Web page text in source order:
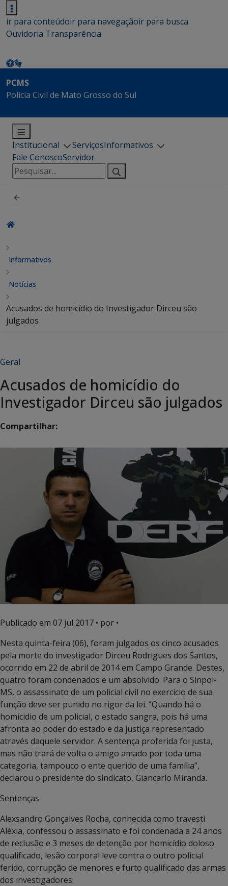
ir para conteúdoir para navegaçãoir para busca
Ouvidoria Transparência
PCMS
Polícia Civil de Mato Grosso do Sul
Institucional ServiçosInformativos
Fale ConoscoServidor
Pesquisar
por:
Informativos
Notícias
Acusados de homicídio do Investigador Dirceu são
julgados
Geral
Acusados de homicídio do
Investigador Dirceu são julgados
Compartilhar:
Publicado em 07 jul 2017 • por •
Nesta quinta-feira (06), foram julgados os cinco acusados
pela morte do investigador Dirceu Rodrigues dos Santos,
ocorrido em 22 de abril de 2014 em Campo Grande. Destes,
quatro foram condenados e um absolvido. Para o Sinpol-
MS, o assassinato de um policial civil no exercício de sua
função deve ser punido no rigor da lei. “Quando há o
homícidio de um policial, o estado sangra, pois há uma
afronta ao poder do estado e da justiça representado
através daquele servidor. A sentença proferida foi justa,
mas não trará de volta o amigo amado por toda uma
categoria, tampouco o ente querido de uma família”,
declarou o presidente do sindicato, Giancarlo Miranda.
Sentenças
Alexsandro Gonçalves Rocha, conhecida como travesti
Aléxia, confessou o assassinato e foi condenada a 24 anos
de reclusão e 3 meses de detenção por homicídio doloso
qualificado, lesão corporal leve contra o outro policial
ferido, corrupção de menores e furto qualificado das armas
dos investigadores.